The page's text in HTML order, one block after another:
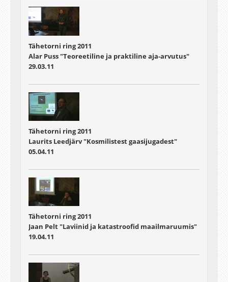
Tähetorni ring 2011
Alar Puss "Teoreetiline ja praktiline aja-arvutus"
29.03.11
Tähetorni ring 2011
Laurits Leedjärv "Kosmilistest gaasijugadest"
05.04.11
Tähetorni ring 2011
Jaan Pelt "Laviinid ja katastroofid maailmaruumis"
19.04.11